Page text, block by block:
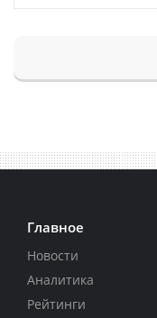
Главное
Новости
Аналитика
Рейтинги